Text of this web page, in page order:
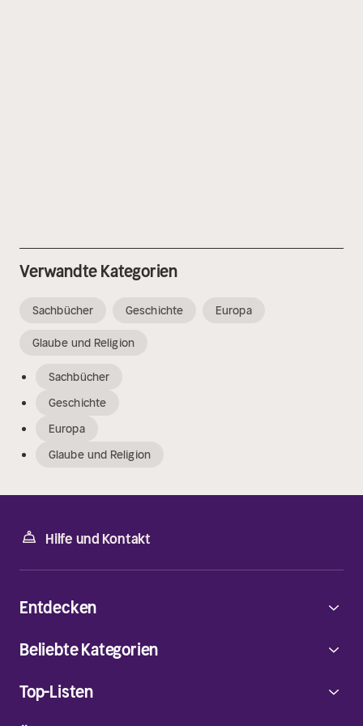
Verwandte Kategorien
Sachbücher Geschichte Europa
Glaube und Religion
Sachbücher
Geschichte
Europa
Glaube und Religion
Hilfe und Kontakt
Entdecken
Beliebte Kategorien
Top-Listen